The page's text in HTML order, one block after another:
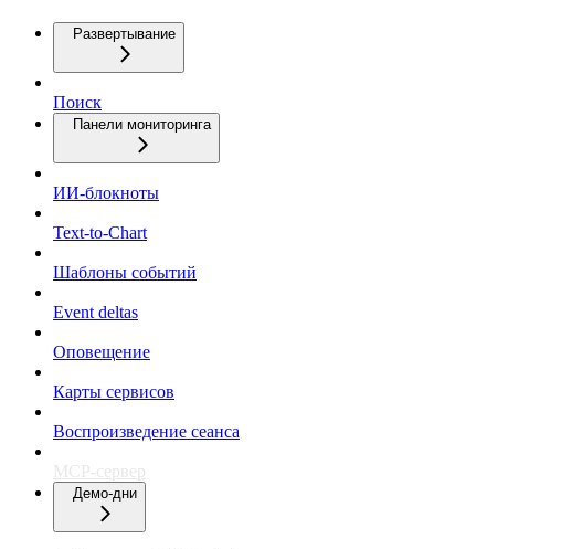
Развертывание
Поиск
Панели мониторинга
ИИ-блокноты
Text-to-Chart
Шаблоны событий
Event deltas
Оповещение
Карты сервисов
Воспроизведение сеанса
MCP-сервер
Демо-дни